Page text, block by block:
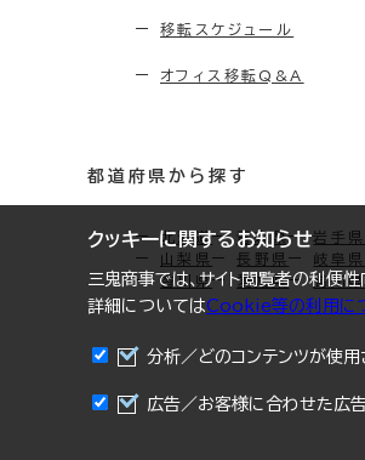
クッキーに関するお知らせ
三鬼商事では、サイト閲覧者の利便
詳細についてはCookie等の利用に
分析／どのコンテンツが使
広告／お客様に合わせた広
移転スケジュール
オフィス移転Q&A
都道府県から探す
北海道 青森県 岩手県
山梨県
長野県 岐阜県
香川県
愛媛県 高知県